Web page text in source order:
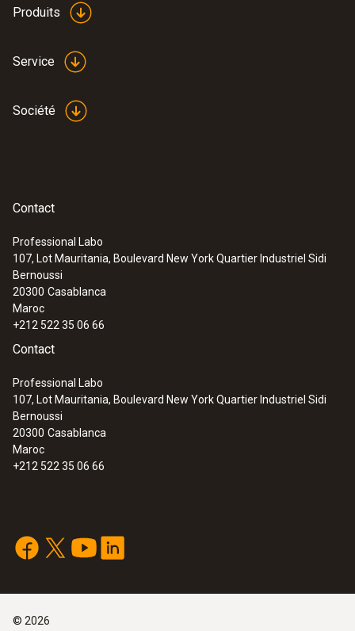
:0635 1032
Sonde à fil chaud (numérique) - avec
Sonde à fil chaud (Ø 7,5 mm,
Produits
Service
Société
Contact
Professional Labo
107, Lot Mauritania, Boulevard New York Quartier Industriel Sidi
Bernoussi
20300 Casablanca
Maroc
+212 522 35 06 66
Contact
Professional Labo
107, Lot Mauritania, Boulevard New York Quartier Industriel Sidi
Bernoussi
20300 Casablanca
Maroc
+212 522 35 06 66
© 2026